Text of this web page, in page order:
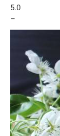
5.0
–